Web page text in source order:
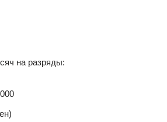
на разряды: